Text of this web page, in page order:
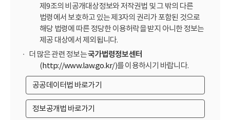
제9조의 비공개대상정보와 저작권법 및 그 밖의 다른
법령에서 보호하고 있는 제3자의 권리가 포함된 것으로
해당 법령에 따른 정당한 이용허락을 받지 아니한 정보는
제공 대상에서 제외됩니다.
더 많은 관련 정보는국가법령정보센터
(http://www.law.go.kr/)를 이용하시기 바랍니다.
공공데이터법 바로가기
정보공개법 바로가기